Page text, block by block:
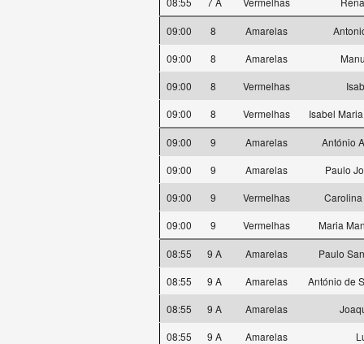
09:00 8 Amarelas
09:00
8 Amarelas
09:00
8 Vermelhas
09:00
8 Vermelhas Isabel
09:00 9 Amarelas
António
09:00
9 Amarelas
Paulo
09:00
9 Vermelhas
09:00
9 Vermelhas Maria
08:55 9 A Amarelas
Paulo
08:55
9 A Amarelas
António de
08:55
9 A Amarelas
08:55
9 A Amarelas